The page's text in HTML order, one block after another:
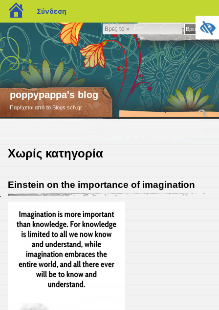
Βρες
το
»
Βρες το »
poppypappa's blog
Παρέχεται από το Blogs.sch.gr
Χωρίς κατηγορία
Einstein on the importance of imagination
blogs.sch.gr
Σύνδεση